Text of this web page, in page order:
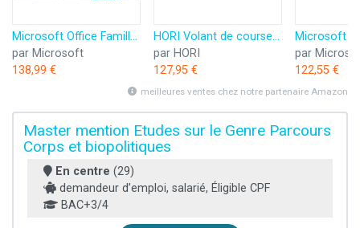
Microsoft Office Famille 2024 | Code d'activation envoyé par email
par Microsoft
138,99 €
HORI Volant de course APEX pour Playstation 5, Playstation 4 et PC - Licence officielle Sony
par HORI
127,95 €
par
122,55 €
meilleures ventes chez notre partenaire Amazon
Master mention Etudes sur le Genre Parcours
Corps et biopolitiques
En centre (29)
demandeur d’emploi, salarié, Éligible CPF
BAC+3/4